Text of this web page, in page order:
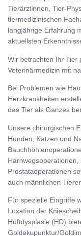
Tierärztinnen, Tier-
tiermedizinischen
langjährige Erfahrung
aktuellsten
Wir betrachten Ihr Tier
Veterinärmedizin mit
Bei Problemen wie
Herzkrankheiten
das Tier als Ganzes
Unsere chirurgischen
Hunden, Katzen und
Harnwegsoperationen,
Prostataoperationen
auch männlichen
Für spezielle Eingriffe
Luxation der
Hüftdysplasie (HD)
Goldakupunktur/